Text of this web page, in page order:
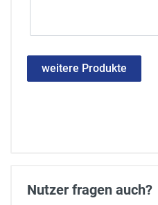
Nutzer fragen auch?
weitere Produkte